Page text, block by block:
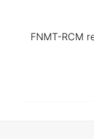
FNMT-RCM